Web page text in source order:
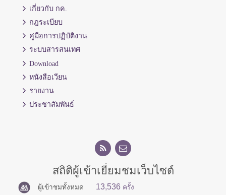
เกี่ยวกับ กค.
กฎระเบียบ
คู่มือการปฏิบัติงาน
ระบบสารสนเทศ
Download
หนังสือเวียน
รายงาน
ประชาสัมพันธ์
สถิติผู้เข้าเยี่ยมชมเว็บไซต์
ผู้เข้าชมทั้งหมด 13,536 ครั้ง